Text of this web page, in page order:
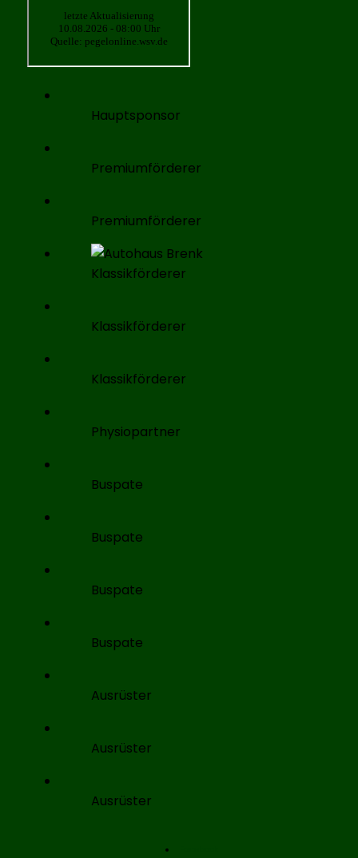
Hauptsponsor
Premiumförderer
Premiumförderer
Klassikförderer
Klassikförderer
Klassikförderer
Physiopartner
Buspate
Buspate
Buspate
Buspate
Ausrüster
Ausrüster
Ausrüster